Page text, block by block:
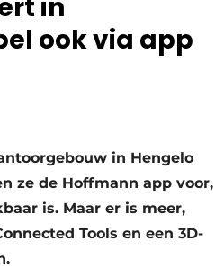
in
ook via app
in Hengelo
ze de Hoffmann app voor,
is. Maar er is meer,
Tools en een 3D-